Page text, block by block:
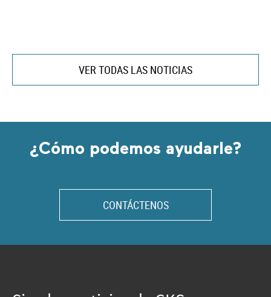
VER TODAS LAS NOTICIAS
¿Cómo podemos ayudarle?
CONTÁCTENOS